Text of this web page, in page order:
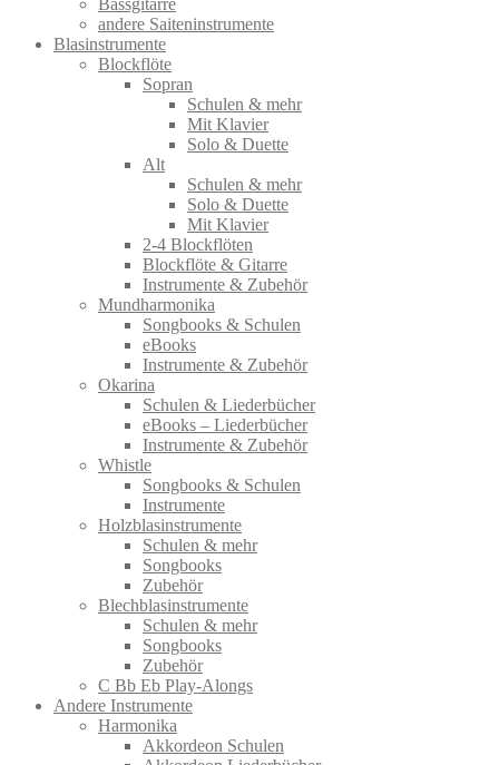
Bassgitarre
andere Saiteninstrumente
Blasinstrumente
Blockflöte
Sopran
Schulen & mehr
Mit Klavier
Solo & Duette
Alt
Schulen & mehr
Solo & Duette
Mit Klavier
2-4 Blockflöten
Blockflöte & Gitarre
Instrumente & Zubehör
Mundharmonika
Songbooks & Schulen
eBooks
Instrumente & Zubehör
Okarina
Schulen & Liederbücher
eBooks – Liederbücher
Instrumente & Zubehör
Whistle
Songbooks & Schulen
Instrumente
Holzblasinstrumente
Schulen & mehr
Songbooks
Zubehör
Blechblasinstrumente
Schulen & mehr
Songbooks
Zubehör
C Bb Eb Play-Alongs
Andere Instrumente
Harmonika
Akkordeon Schulen